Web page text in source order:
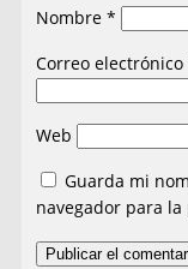
Nombre*
Correo electrónico
Web
Guarda mi
navegador para